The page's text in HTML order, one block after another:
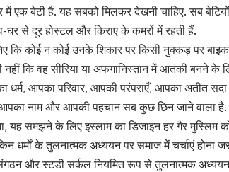
में एक बेटी है. यह सबको मिलकर देखनी चाहिए. सब
घर से दूर होस्टल और किराए के कमरों में रहती हैं.
कि कोई न कोई उनके शिकार पर किसी नुक्कड़ पर
नहीं कि वह सीरिया या अफगानिस्तान में आतंकी बनने
आपका परिवार, आपकी परंपराएँ, आपका अतीत
नाम और आपकी पहचान सब कुछ छिन जाने वाला है.
यह समझने के लिए इस्लाम का डिजाइन हर गैर मुस्लिम
धर्मों के तुलनात्मक अध्ययन पर समाज में चर्चाएं होना
और स्टडी सर्कल नियमित रूप से तुलनात्मक